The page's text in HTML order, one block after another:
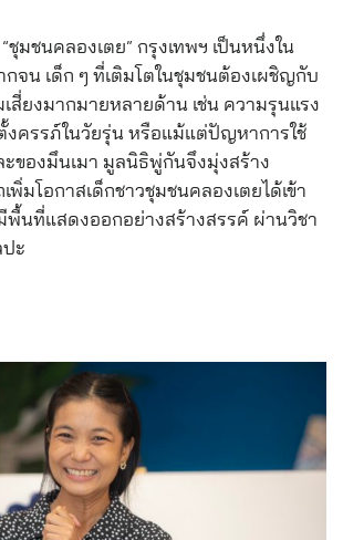
มชนคลองเตย” กรุงเทพฯ เป็นหนึ่งใน
จน เด็ก ๆ ที่เติมโตในชุมชนต้องเผชิญกับ
สี่ยงมากมายหลายด้าน เช่น ความรุนแรง
งครรภ์ในวัยรุ่น หรือแม้แต่ปัญหาการใช้
ของมึนเมา มูลนิธิพู่กันจึงมุ่งสร้าง
มโอกาสเด็กชาวชุมชนคลองเตยได้เข้า
พื้นที่แสดงออกอย่างสร้างสรรค์ ผ่านวิชา
ะ